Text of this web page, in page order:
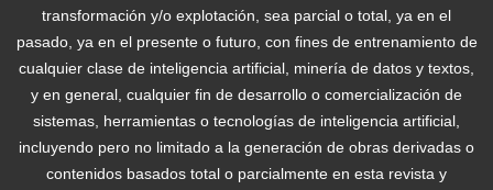
transformación y/o explotación, sea parcial o total, ya en el
pasado, ya en el presente o futuro, con fines de entrenamiento de
cualquier clase de inteligencia artificial, minería de datos y textos,
y en general, cualquier fin de desarrollo o comercialización de
sistemas, herramientas o tecnologías de inteligencia artificial,
incluyendo pero no limitado a la generación de obras derivadas o
contenidos basados total o parcialmente en esta revista y